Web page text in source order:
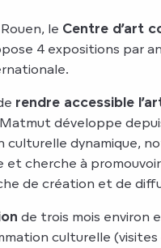
le Centre d’art
4 expositions par
rendre accessible
développe
culturelle dynamique,
et cherche à
de création et de
de trois mois environ
culturelle